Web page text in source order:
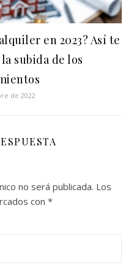
en 2023? Así te
subida de los
de 2022
no será publicada. Los
con *